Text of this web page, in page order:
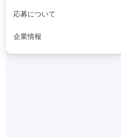
応募について
企業情報